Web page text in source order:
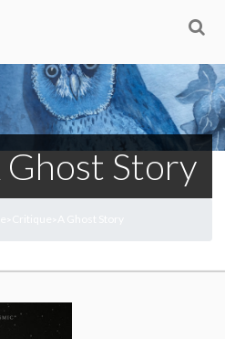
Ghost Story